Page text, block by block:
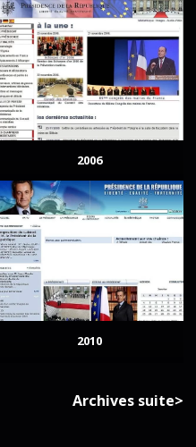
2006
2010
Archives suite>